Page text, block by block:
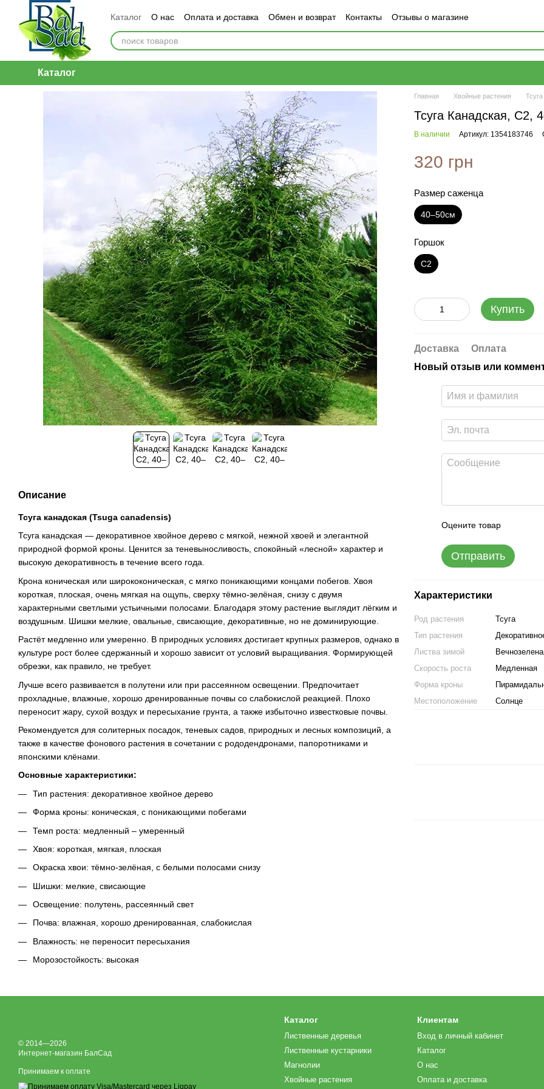
Перейти к основному контенту
Каталог О нас Оплата и доставка Обмен и возврат Контакты Отзывы о магазине
Каталог
Описание
Тсуга канадская (Tsuga canadensis)
Тсуга канадская — декоративное хвойное дерево с мягкой, нежной хвоей и элегантной
природной формой кроны. Ценится за теневыносливость, спокойный «лесной» характер и
высокую декоративность в течение всего года.
Крона коническая или ширококоническая, с мягко поникающими концами побегов. Хвоя
короткая, плоская, очень мягкая на ощупь, сверху тёмно-зелёная, снизу с двумя
характерными светлыми устьичными полосами. Благодаря этому растение выглядит лёгким и
воздушным. Шишки мелкие, овальные, свисающие, декоративные, но не доминирующие.
Растёт медленно или умеренно. В природных условиях достигает крупных размеров, однако в
культуре рост более сдержанный и хорошо зависит от условий выращивания. Формирующей
обрезки, как правило, не требует.
Лучше всего развивается в полутени или при рассеянном освещении. Предпочитает
прохладные, влажные, хорошо дренированные почвы со слабокислой реакцией. Плохо
переносит жару, сухой воздух и пересыхание грунта, а также избыточно известковые почвы.
Рекомендуется для солитерных посадок, теневых садов, природных и лесных композиций, а
также в качестве фонового растения в сочетании с рододендронами, папоротниками и
японскими клёнами.
Основные характеристики:
Тип растения: декоративное хвойное дерево
Форма кроны: коническая, с поникающими побегами
Темп роста: медленный – умеренный
Хвоя: короткая, мягкая, плоская
Окраска хвои: тёмно-зелёная, с белыми полосами снизу
Шишки: мелкие, свисающие
Освещение: полутень, рассеянный свет
Почва: влажная, хорошо дренированная, слабокислая
Влажность: не переносит пересыхания
Морозостойкость: высокая
Главная Хвойные растения Тсуга
Тсуга Канадская, С2,
В наличии Артикул: 1354183746
320 грн
Размер саженца
40–50см
Горшок
С2
Купить
Доставка
Оплата
Новый отзыв или
Оцените товар
Отправить
Характеристики
Род растения
Тсуга
Тип растения
Листва зимой
Скорость роста
Медленная
Форма кроны
Местоположение
Солнце
© 2014—2026
Интернет-магазин БалСад
Принимаем к оплате
Каталог
Лиственные деревья
Лиственные кустарники
Магнолии
Хвойные растения
Клиентам
Вход в личный кабинет
Каталог
О нас
Оплата и доставка